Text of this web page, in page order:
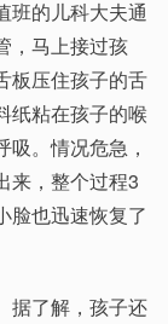
班的儿科大夫通
，马上接过孩
板压住孩子的舌
纸粘在孩子的喉
。情况危急，
来，整个过程3
脸也迅速恢复了
据了解，孩子还